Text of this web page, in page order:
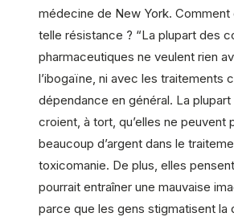
médecine de New York. Comment
telle résistance ? “La plupart des
pharmaceutiques ne veulent rien
l’ibogaïne, ni avec les traitements
dépendance en général. La
croient, à tort, qu’elles ne peuvent
beaucoup d’argent dans le
toxicomanie. De plus, elles
pourrait entraîner une mauvaise
parce que les gens stigmatisent la